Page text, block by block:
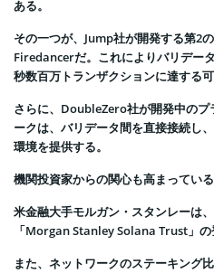
ある。
その一つが、Jump社が開発する第2
Firedancerだ。これによりバリデー
秒数百万トランザクションに達する
さらに、DoubleZero社が開発中の
ークは、バリデータ間を直接接続し
環境を提供する。
機関投資家からの関心も高まっている
米金融大手モルガン・スタンレーは
「Morgan Stanley Solana Trust」の
また、ネットワークのステーキング